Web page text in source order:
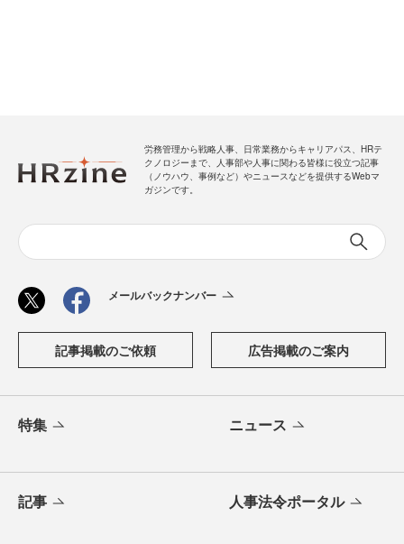
労務管理から戦略人事、日常業務からキャリアパス、HRテ
クノロジーまで、人事部や人事に関わる皆様に役立つ記事
（ノウハウ、事例など）やニュースなどを提供するWebマ
ガジンです。
メールバックナンバー
記事掲載のご依頼 広告掲載のご案内
特集 ニュース
記事 人事法令ポータル